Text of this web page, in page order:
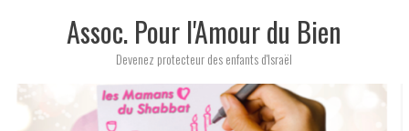
Assoc. Pour l'Amour du Bien
Devenez protecteur des enfants d'Israël